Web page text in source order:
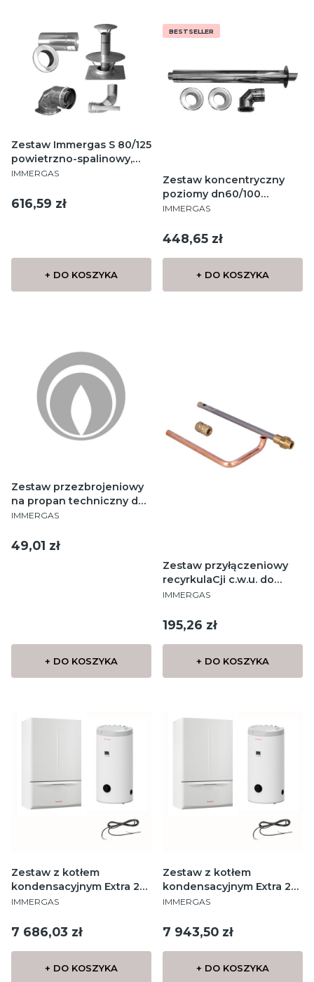
Zestaw Immergas S 80/125
powietrzno-spalinowy,
biały
PRODUCENT
IMMERGAS
Cena
616,59 zł
+ DO KOSZYKA
BESTSELLER
Zestaw koncentryczny
poziomy dn60/100
powietrzno-spalinowy
PRODUCENT
IMMERGAS
Cena
448,65 zł
+ DO KOSZYKA
Zestaw przezbrojeniowy
na propan techniczny do
Victrix Tera V2 24/28 kW
PRODUCENT
IMMERGAS
Cena
49,01 zł
+ DO KOSZYKA
Zestaw przyłączeniowy
recyrkulaCji c.w.u. do
kotłów Avio/Zeus
PRODUCENT
IMMERGAS
Cena
195,26 zł
+ DO KOSZYKA
Zestaw z kotłem
kondensacyjnym Extra 24
Standard 100
PRODUCENT
IMMERGAS
Cena
7 686,03 zł
+ DO KOSZYKA
Zestaw z kotłem
kondensacyjnym Extra 24
Standard 125
PRODUCENT
IMMERGAS
Cena
7 943,50 zł
+ DO KOSZYKA